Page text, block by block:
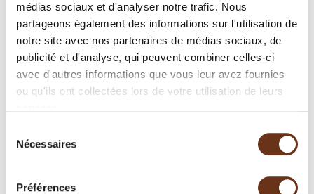
médias sociaux et d'analyser notre trafic. Nous
partageons également des informations sur l'utilisation de
notre site avec nos partenaires de médias sociaux, de
publicité et d'analyse, qui peuvent combiner celles-ci
avec d'autres informations que vous leur avez fournies
ou qu'ils ont collectées lors de votre utilisation de leurs
Nécessaires
Préférences
À partir de99.00 $